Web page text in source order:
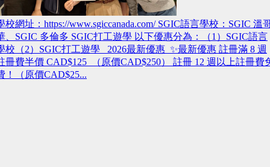
校網址：https://www.sgiccanada.com/ SGIC語言學校：SGIC 溫
、SGIC 多倫多 SGIC打工遊學 以下優惠分為：（1）SGIC語言
校（2）SGIC打工遊學 2026最新優惠 ✨最新優惠 註冊滿 8 週
冊費半價 CAD$125 （原價CAD$250） 註冊 12 週以上註冊費
！（原價CAD$25...